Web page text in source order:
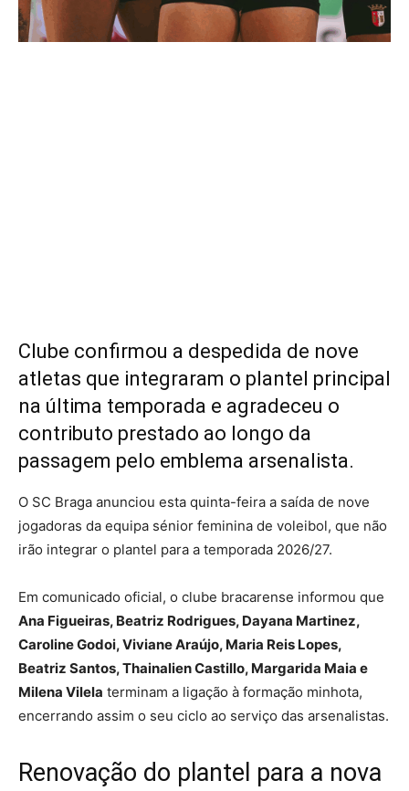
Clube confirmou a despedida de nove
atletas que integraram o plantel principal
na última temporada e agradeceu o
contributo prestado ao longo da
passagem pelo emblema arsenalista.
O SC Braga anunciou esta quinta-feira a saída de nove
jogadoras da equipa sénior feminina de voleibol, que não
irão integrar o plantel para a temporada 2026/27.
Em comunicado oficial, o clube bracarense informou que
Ana Figueiras, Beatriz Rodrigues, Dayana Martinez,
Caroline Godoi, Viviane Araújo, Maria Reis Lopes,
Beatriz Santos, Thainalien Castillo, Margarida Maia e
Milena Vilela terminam a ligação à formação minhota,
encerrando assim o seu ciclo ao serviço das arsenalistas.
Renovação do plantel para a nova